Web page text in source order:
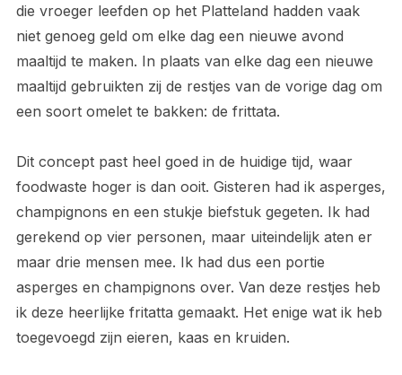
die vroeger leefden op het Platteland hadden vaak
niet genoeg geld om elke dag een nieuwe avond
maaltijd te maken. In plaats van elke dag een nieuwe
maaltijd gebruikten zij de restjes van de vorige dag om
een soort omelet te bakken: de frittata.
Dit concept past heel goed in de huidige tijd, waar
foodwaste hoger is dan ooit. Gisteren had ik asperges,
champignons en een stukje biefstuk gegeten. Ik had
gerekend op vier personen, maar uiteindelijk aten er
maar drie mensen mee. Ik had dus een portie
asperges en champignons over. Van deze restjes heb
ik deze heerlijke fritatta gemaakt. Het enige wat ik heb
toegevoegd zijn eieren, kaas en kruiden.